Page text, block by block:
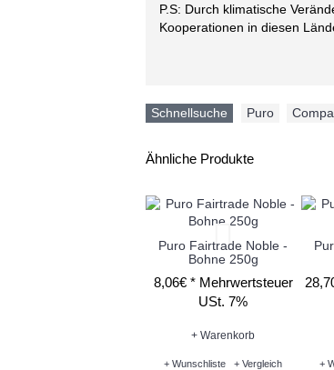
P.S: Durch klimatische
Kooperationen in diesen
Schnellsuche Puro
Ähnliche Produkte
Puro Fairtrade Noble -
Bohne 250g
8,06€ * Mehrwertsteuer
USt. 7%
+ Warenkorb
+ Wunschliste + Vergleich +